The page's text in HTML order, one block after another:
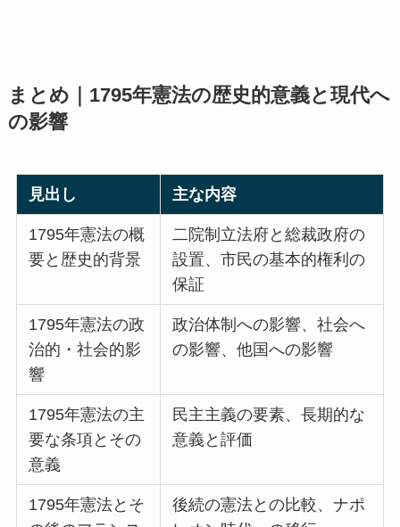
まとめ｜1795年憲法の歴史的意義と現代へ
の影響
見出し 主な内容
1795年憲法の概
要と歴史的背景
二院制立法府と総裁政府の
設置、市民の基本的権利の
保証
1795年憲法の政
治的・社会的影
響
政治体制への影響、社会へ
の影響、他国への影響
1795年憲法の主
要な条項とその
意義
民主主義の要素、長期的な
意義と評価
1795年憲法とそ
後続の憲法との比較、ナポ